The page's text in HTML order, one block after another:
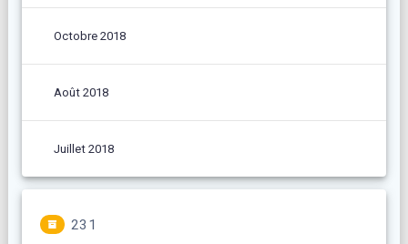
Octobre 2018
Août 2018
Juillet 2018
231